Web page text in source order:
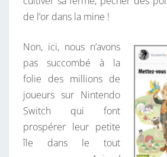
S
E
S
O
N
S
de l’or dans la mine !
Non, ici, nous n’avons
pas succombé à la
folie des millions de
joueurs sur Nintendo
Switch qui font
prospérer leur petite
île dans le tout